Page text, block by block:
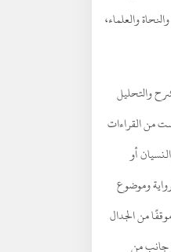
والعلماء،
والتحليل
من القراءات
أو
وموضوع
من الجدال
جانب من